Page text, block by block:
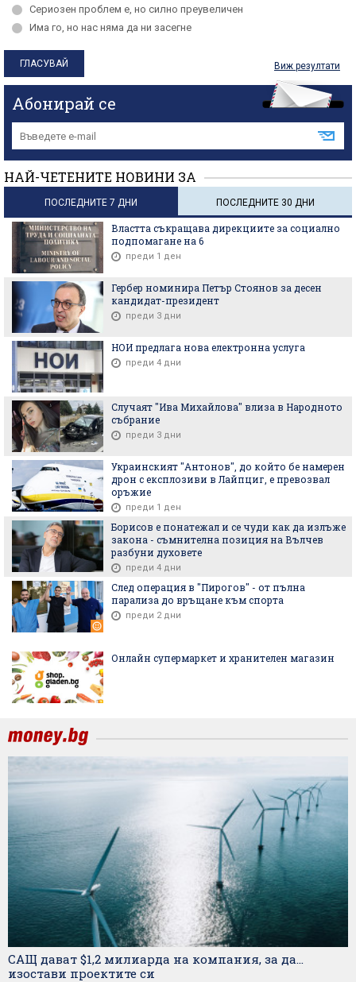
Сериозен проблем е, но силно преувеличен
Има го, но нас няма да ни засегне
Виж резултати
Абонирай се
НАЙ-ЧЕТЕНИТЕ НОВИНИ ЗА
ПОСЛЕДНИТЕ 7 ДНИ ПОСЛЕДНИТЕ 30 ДНИ
Властта съкращава дирекциите за социално
подпомагане на 6
преди 1 ден
Гербер номинира Петър Стоянов за десен
кандидат-президент
преди 3 дни
НОИ предлага нова електронна услуга
преди 4 дни
Случаят "Ива Михайлова" влиза в Народното
събрание
преди 3 дни
Украинският "Антонов", до който бе намерен
дрон с експлозиви в Лайпциг, е превозвал
оръжие
преди 1 ден
Борисов е понатежал и се чуди как да излъже
закона - съмнителна позиция на Вълчев
разбуни духовете
преди 4 дни
След операция в "Пирогов" - от пълна
парализа до връщане към спорта
преди 2 дни
Онлайн супермаркет и хранителен магазин
САЩ дават $1,2 милиарда на компания, за да...
изостави проектите си